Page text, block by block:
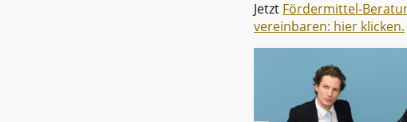
Jetzt Fördermittel-
vereinbaren: hier klicken.